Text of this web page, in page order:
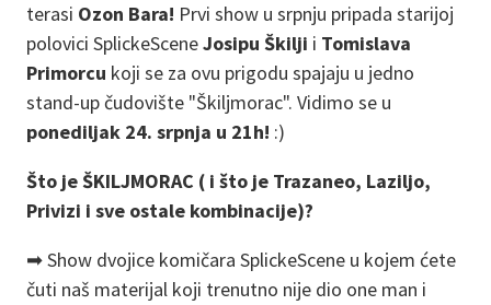
terasi Ozon Bara! Prvi show u srpnju pripada starijoj
polovici SplickeSceneJosipu Škilji i Tomislava
Primorcu koji se za ovu prigodu spajaju u jedno
stand-up čudovište "Škiljmorac". Vidimo se u
ponediljak 24. srpnja u 21h! :)
Što je ŠKILJMORAC ( i što je Trazaneo, Laziljo,
Privizi i sve ostale kombinacije)?
➡ Show dvojice komičara SplickeScene u kojem ćete
čuti naš materijal koji trenutno nije dio one man i